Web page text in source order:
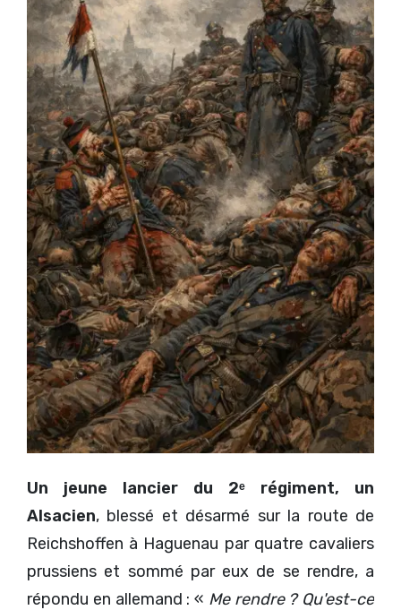
Un jeune lancier du 2ᵉ régiment, un
Alsacien, blessé et désarmé sur la route de
Reichshoffen à Haguenau par quatre cavaliers
prussiens et sommé par eux de se rendre, a
répondu en allemand : « Me rendre ? Qu'est-ce